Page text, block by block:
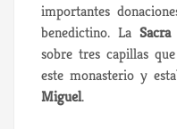
importantes
benedictino. La
sobre tres capillas
este monasterio y
Miguel.